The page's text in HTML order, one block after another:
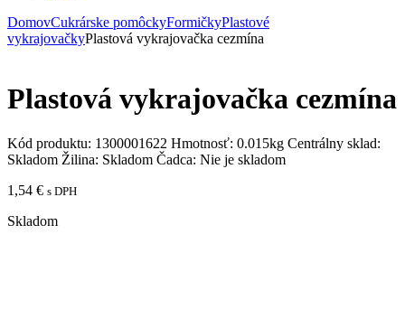
DomovCukrárske pomôckyFormičkyPlastové
vykrajovačkyPlastová vykrajovačka cezmína
Plastová vykrajovačka cezmína
Kód produktu: 1300001622 Hmotnosť: 0.015kg Centrálny sklad:
Skladom Žilina: Skladom Čadca: Nie je skladom
1,54 € s DPH
Skladom